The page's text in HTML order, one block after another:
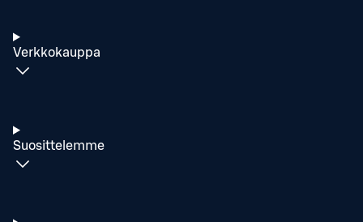
Verkkokauppa
Suosittelemme